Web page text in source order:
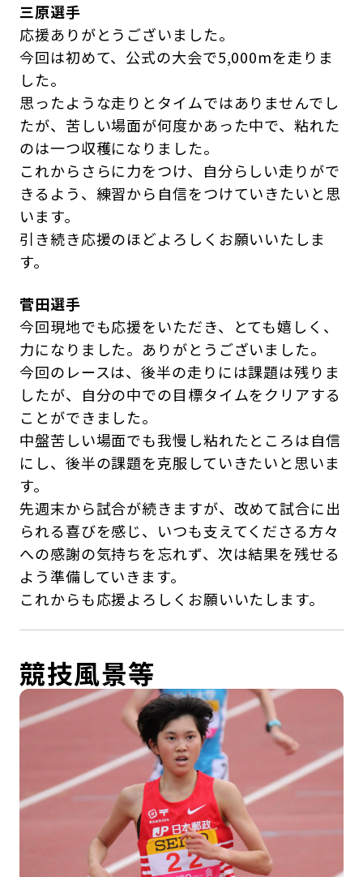
三原選手
応援ありがとうございました。
今回は初めて、公式の大会で5,000mを走りま
した。
思ったような走りとタイムではありませんでし
たが、苦しい場面が何度かあった中で、粘れた
のは一つ収穫になりました。
これからさらに力をつけ、自分らしい走りがで
きるよう、練習から自信をつけていきたいと思
います。
引き続き応援のほどよろしくお願いいたしま
す。
菅田選手
今回現地でも応援をいただき、とても嬉しく、
力になりました。ありがとうございました。
今回のレースは、後半の走りには課題は残りま
したが、自分の中での目標タイムをクリアする
ことができました。
中盤苦しい場面でも我慢し粘れたところは自信
にし、後半の課題を克服していきたいと思いま
す。
先週末から試合が続きますが、改めて試合に出
られる喜びを感じ、いつも支えてくださる方々
への感謝の気持ちを忘れず、次は結果を残せる
よう準備していきます。
これからも応援よろしくお願いいたします。
競技風景等